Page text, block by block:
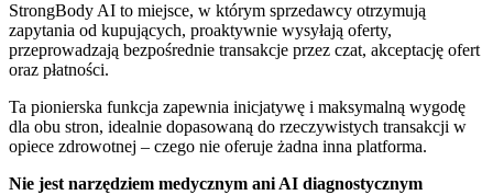
StrongBody AI to miejsce, w którym sprzedawcy otrzymują
zapytania od kupujących, proaktywnie wysyłają oferty,
przeprowadzają bezpośrednie transakcje przez czat, akceptację ofert
oraz płatności.
Ta pionierska funkcja zapewnia inicjatywę i maksymalną wygodę
dla obu stron, idealnie dopasowaną do rzeczywistych transakcji w
opiece zdrowotnej – czego nie oferuje żadna inna platforma.
Nie jest narzędziem medycznym ani AI diagnostycznym